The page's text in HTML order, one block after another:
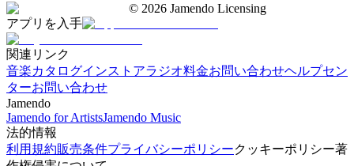
© 2026 Jamendo Licensing
アプリを入手
関連リンク
音楽カタログインストアラジオ料金お問い合わせヘルプセン
ターお問い合わせ
Jamendo
Jamendo for ArtistsJamendo Music
法的情報
利用規約販売条件プライバシーポリシークッキーポリシー著